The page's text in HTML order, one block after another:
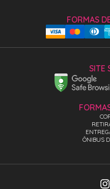
SITE
FORMAS
ÔNIBUS